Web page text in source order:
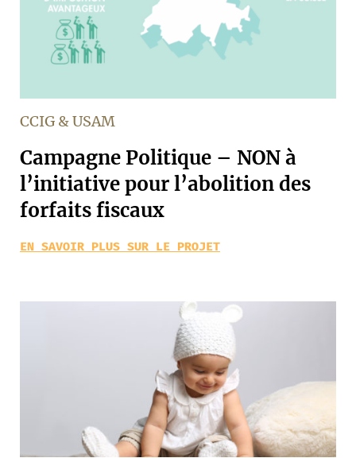
CCIG & USAM
Campagne Politique – NON à
l’initiative pour l’abolition des
forfaits fiscaux
EN SAVOIR PLUS SUR LE PROJET